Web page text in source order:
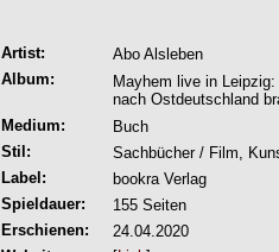
Artist:
Abo Alsleben
Album:
Mayhem live in
nach Ostdeutschland
Medium:
Buch
Stil:
Sachbücher / Film,
Label:
bookra Verlag
Spieldauer:
155 Seiten
Erschienen:
24.04.2020